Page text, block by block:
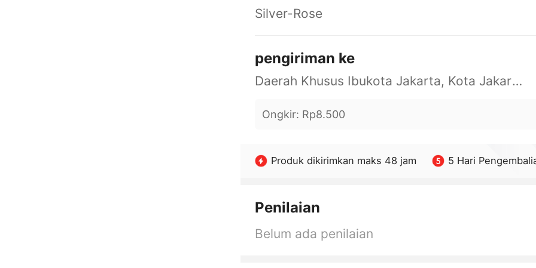
Silver-Rose
pengiriman ke
Daerah Khusus Ibukota Jakarta, Kota Jakarta Barat, Cengkareng, yy
Ongkir: Rp8.500
Produk dikirimkan maks 48 jam 5 Hari
Penilaian
Belum ada penilaian